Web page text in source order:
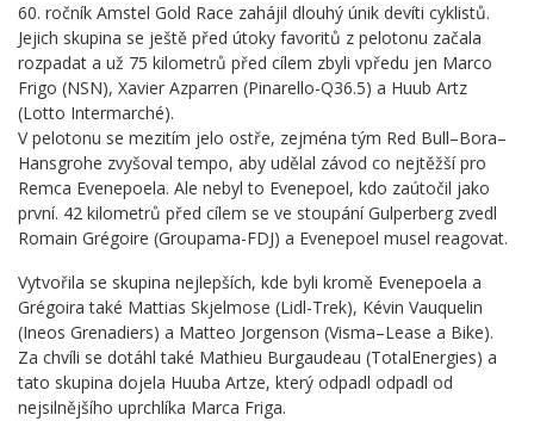
60. ročník Amstel Gold Race zahájil dlouhý únik devíti cyklistů.
Jejich skupina se ještě před útoky favoritů z pelotonu začala
rozpadat a už 75 kilometrů před cílem zbyli vpředu jen Marco
Frigo (NSN), Xavier Azparren (Pinarello-Q36.5) a Huub Artz
(Lotto Intermarché).
V pelotonu se mezitím jelo ostře, zejména tým Red Bull–Bora–
Hansgrohe zvyšoval tempo, aby udělal závod co nejtěžší pro
Remca Evenepoela. Ale nebyl to Evenepoel, kdo zaútočil jako
první. 42 kilometrů před cílem se ve stoupání Gulperberg zvedl
Romain Grégoire (Groupama-FDJ) a Evenepoel musel reagovat.
Vytvořila se skupina nejlepších, kde byli kromě Evenepoela a
Grégoira také Mattias Skjelmose (Lidl-Trek), Kévin Vauquelin
(Ineos Grenadiers) a Matteo Jorgenson (Visma–Lease a Bike).
Za chvíli se dotáhl také Mathieu Burgaudeau (TotalEnergies) a
tato skupina dojela Huuba Artze, který odpadl odpadl od
nejsilnějšího uprchlíka Marca Friga.